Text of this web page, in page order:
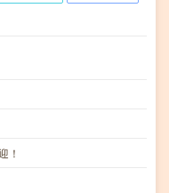
！